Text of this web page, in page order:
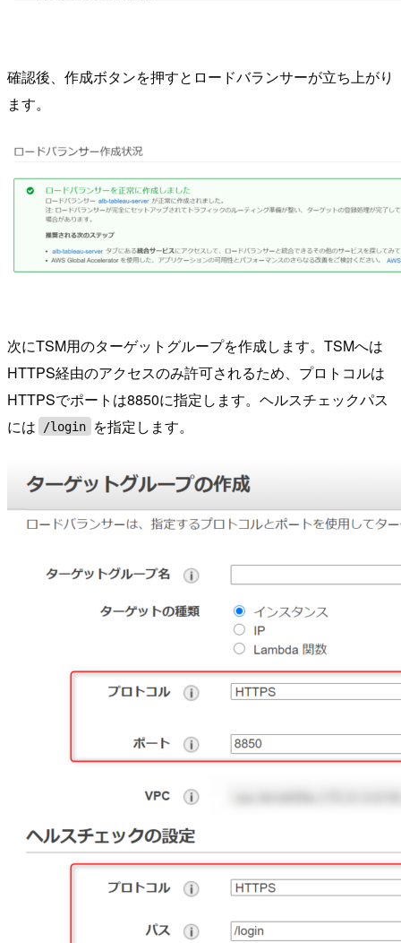
確認後、作成ボタンを押すとロードバランサーが立ち上がり
ます。
次にTSM用のターゲットグループを作成します。TSMへは
HTTPS経由のアクセスのみ許可されるため、プロトコルは
HTTPSでポートは8850に指定します。ヘルスチェックパス
には
/login を指定します。